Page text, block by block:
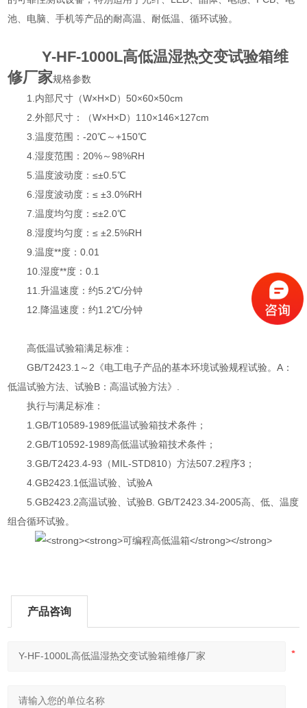
池、电脑、手机等产品的耐高温、耐低温、循环试验。
Y-HF-1000L高低温湿热交变试验箱维
修厂家规格参数
1.内部尺寸（W×H×D）50×60×50cm
2.外部尺寸：（W×H×D）110×146×127cm
3.温度范围：-20℃～+150℃
4.湿度范围：20%～98%RH
5.温度波动度：≤±0.5℃
6.湿度波动度：≤ ±3.0%RH
7.温度均匀度：≤±2.0℃
8.湿度均匀度：≤ ±2.5%RH
9.温度**度：0.01
10.湿度**度：0.1
11.升温速度：约5.2℃/分钟
12.降温速度：约1.2℃/分钟
高低温试验箱满足标准：
GB/T2423.1～2《电工电子产品的基本环境试验规程试验。A：
低温试验方法、试验B：高温试验方法》.
执行与满足标准：
1.GB/T10589-1989低温试验箱技术条件；
2.GB/T10592-1989高低温试验箱技术条件；
3.GB/T2423.4-93（MIL-STD810）方法507.2程序3；
4.GB2423.1低温试验、试验A
5.GB2423.2高温试验、试验B. GB/T2423.34-2005高、低、温度
组合循环试验。
产品咨询